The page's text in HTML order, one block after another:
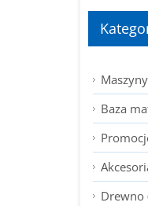
Baza
Drewno